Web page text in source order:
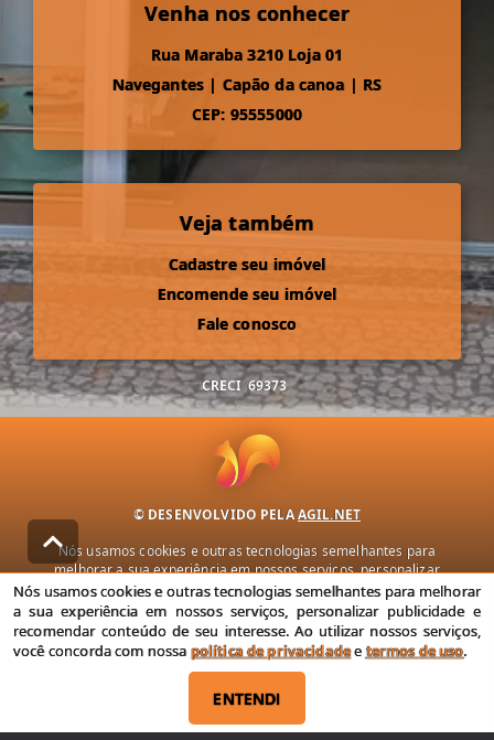
Venha nos conhecer
Rua Maraba 3210 Loja 01
Navegantes | Capão da canoa | RS
CEP: 95555000
Veja também
Cadastre seu imóvel
Encomende seu imóvel
Fale conosco
CRECI 69373
© DESENVOLVIDO PELAAGIL.NET
Nós usamos cookies e outras tecnologias semelhantes para
melhorar a sua experiência em nossos serviços, personalizar
publicidade e recomendar conteúdo de seu interesse. Ao utilizar
nossos serviços, você concorda com nossa política de privacidade e
termos de uso.
Política de Privacidade Termos de uso
Nós usamos cookies e outras tecnologias semelhantes para melhorar
a sua experiência em nossos serviços, personalizar publicidade e
recomendar conteúdo de seu interesse. Ao utilizar nossos serviços,
você concorda com nossa política de privacidadeetermos de uso.
ENTENDI